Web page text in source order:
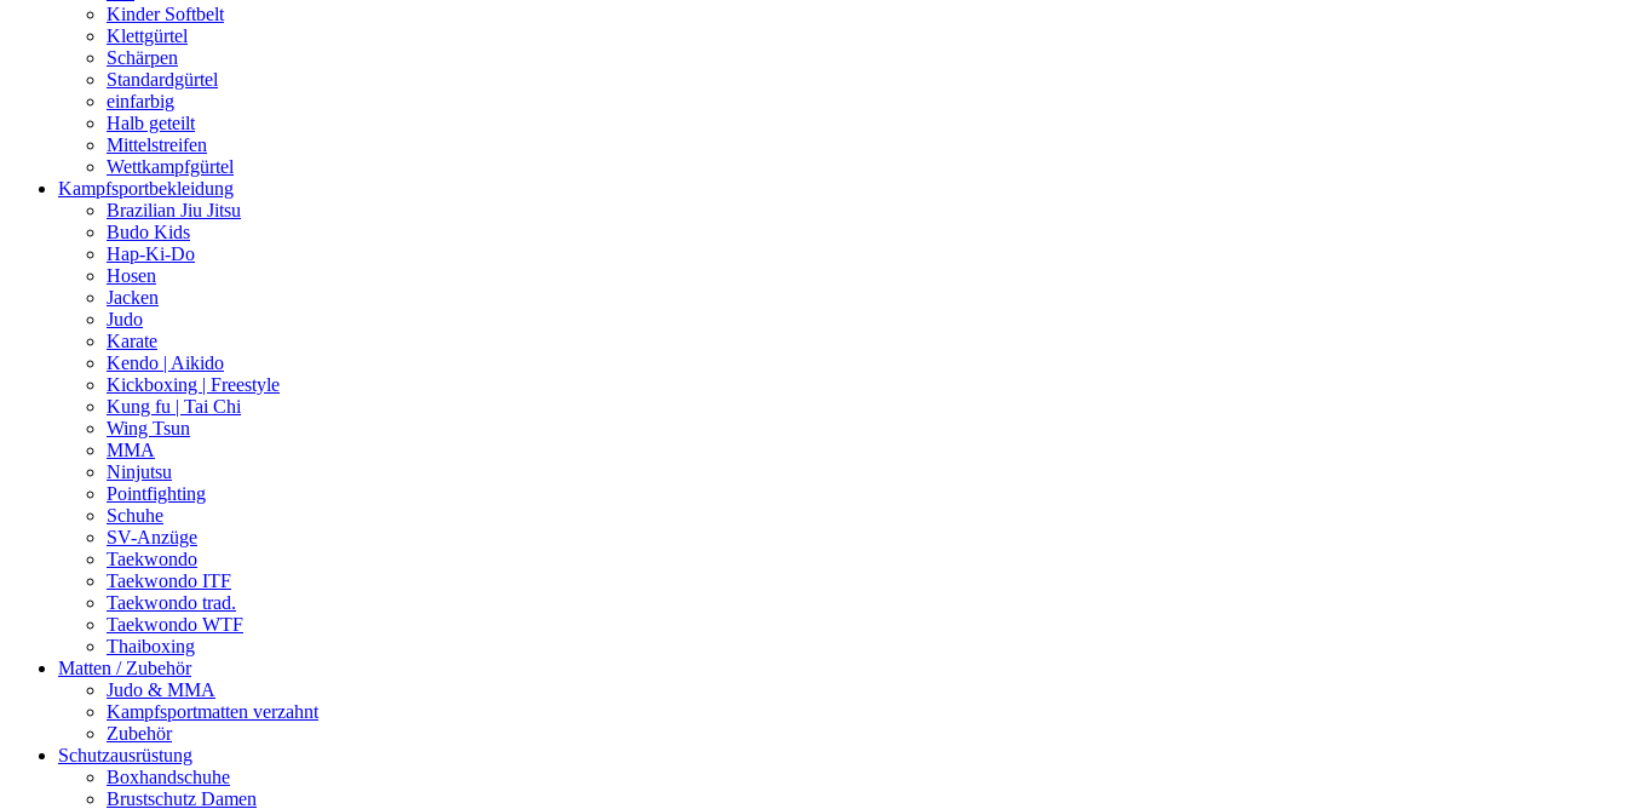
Kinder Softbelt
Klettgürtel
Schärpen
Standardgürtel
einfarbig
Halb geteilt
Mittelstreifen
Wettkampfgürtel
Kampfsportbekleidung
Brazilian Jiu Jitsu
Budo Kids
Hap-Ki-Do
Hosen
Jacken
Judo
Karate
Kendo | Aikido
Kickboxing | Freestyle
Kung fu | Tai Chi
Wing Tsun
MMA
Ninjutsu
Pointfighting
Schuhe
SV-Anzüge
Taekwondo
Taekwondo ITF
Taekwondo trad.
Taekwondo WTF
Thaiboxing
Matten / Zubehör
Judo & MMA
Kampfsportmatten verzahnt
Zubehör
Schutzausrüstung
Boxhandschuhe
Brustschutz Damen